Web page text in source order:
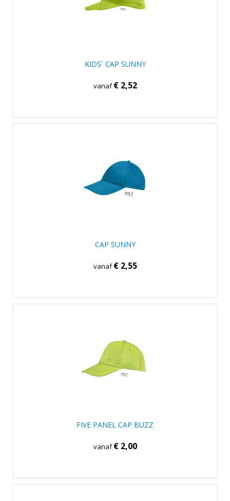
KIDS´ CAP SUNNY
vanaf€ 2,52
CAP SUNNY
vanaf€ 2,55
FIVE PANEL CAP BUZZ
vanaf€ 2,00